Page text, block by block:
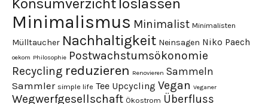
Minimalismus Minimalist Minimalisten
Mülltaucher Nachhaltigkeit Neinsagen Niko Paech
oekom Philosophie Postwachstumsökonomie
Recycling reduzieren Renovieren Sammeln
Sammler simple life Tee Upcycling Vegan Veganer
Wegwerfgesellschaft Ökostrom Überfluss